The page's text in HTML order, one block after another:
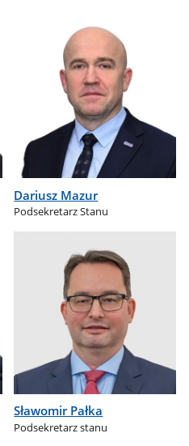
Dariusz Mazur
Podsekretarz Stanu
Sławomir Pałka
Podsekretarz stanu